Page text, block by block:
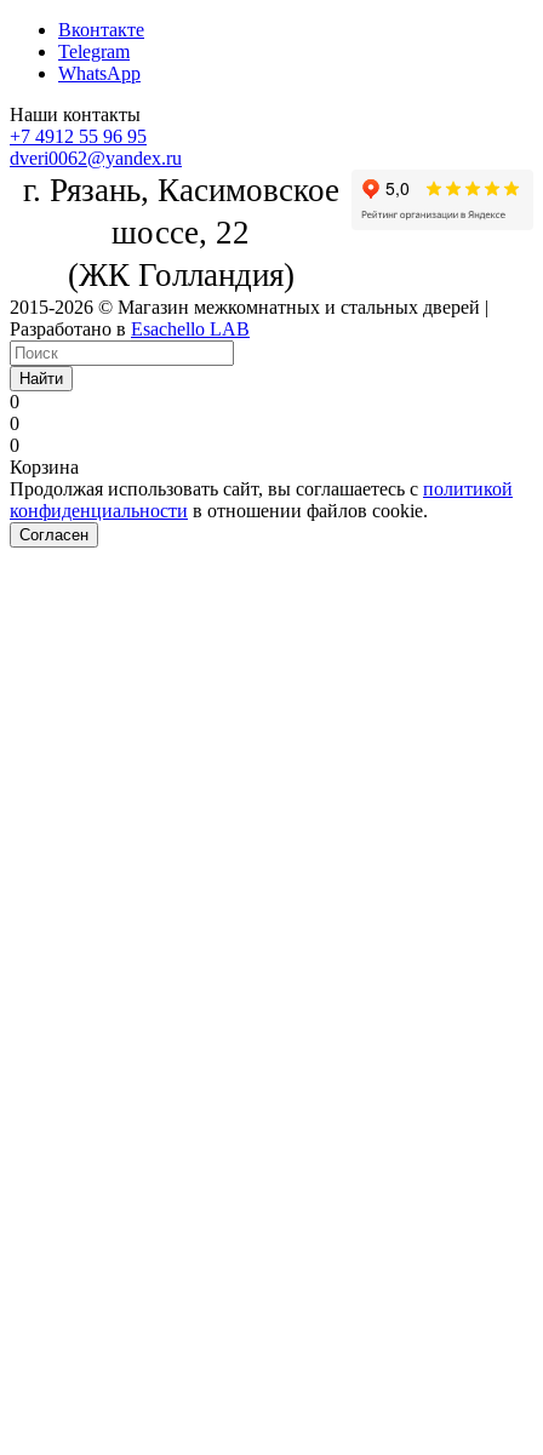
Вконтакте
Telegram
WhatsApp
Наши контакты
+7 4912 55 96 95
dveri0062@yandex.ru
г. Рязань, Касимовское
шоссе, 22
(ЖК Голландия)
2015-2026 © Магазин межкомнатных и стальных дверей |
Разработано в Esachello LAB
Найти
0
0
0
Корзина
Продолжая использовать сайт, вы соглашаетесь с политикой
конфиденциальности в отношении файлов cookie.
Согласен